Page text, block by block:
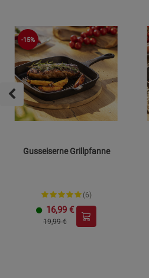
-15%
Gusseiserne Grillpfanne
(6)
16,99 €
19,99 €